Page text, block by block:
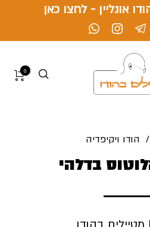
אונליין - לחצו כאן
0
/ הודו ויקיפדיה
בדלהי